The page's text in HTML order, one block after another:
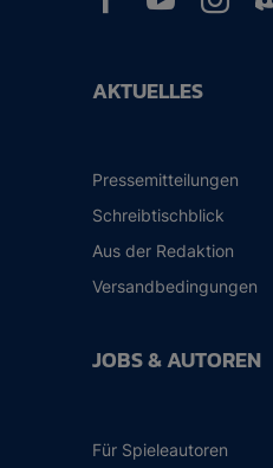
AKTUELLES
Pressemitteilungen
Schreibtischblick
Aus der Redaktion
Versandbedingungen
JOBS & AUTOREN
Für Spieleautoren